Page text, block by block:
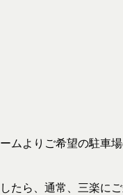
ムよりご希望の駐車
たら、通常、三楽に